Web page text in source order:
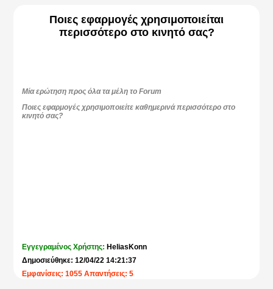
Ποιες εφαρμογές χρησιμοποιείται
περισσότερο στο κινητό σας?
Μία ερώτηση προς όλα τα μέλη το Forum
Ποιες εφαρμογές χρησιμοποιείτε καθημερινά περισσότερο στο
κινητό σας?
Εγγεγραμένος Χρήστης: HeliasKonn
Δημοσιεύθηκε: 12/04/22 14:21:37
Εμφανίσεις: 1055 Απαντήσεις: 5